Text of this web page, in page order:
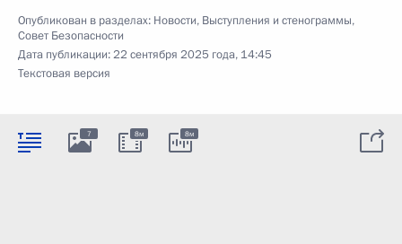
Опубликован в разделах: Новости, Выступления и стенограммы,
Совет Безопасности
Дата публикации:22 сентября 2025 года, 14:45
Текстовая версия
7 8м 8м